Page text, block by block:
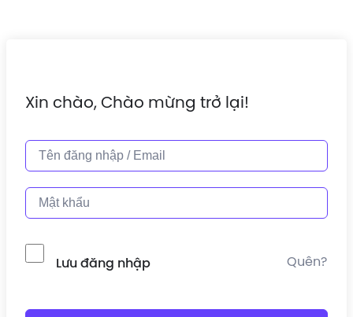
Xin chào, Chào mừng trở lại!
Lưu đăng nhập Quên?